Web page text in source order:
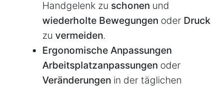
Handgelenk zu schonen und
wiederholte Bewegungen oder Druck
zu vermeiden.
Ergonomische Anpassungen
Arbeitsplatzanpassungen oder
Veränderungen in der täglichen